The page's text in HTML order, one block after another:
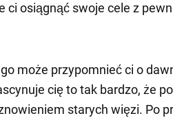
ci osiągnąć swoje cele z
może przypomnieć ci o
cię to tak bardzo, że
starych więzi. Po